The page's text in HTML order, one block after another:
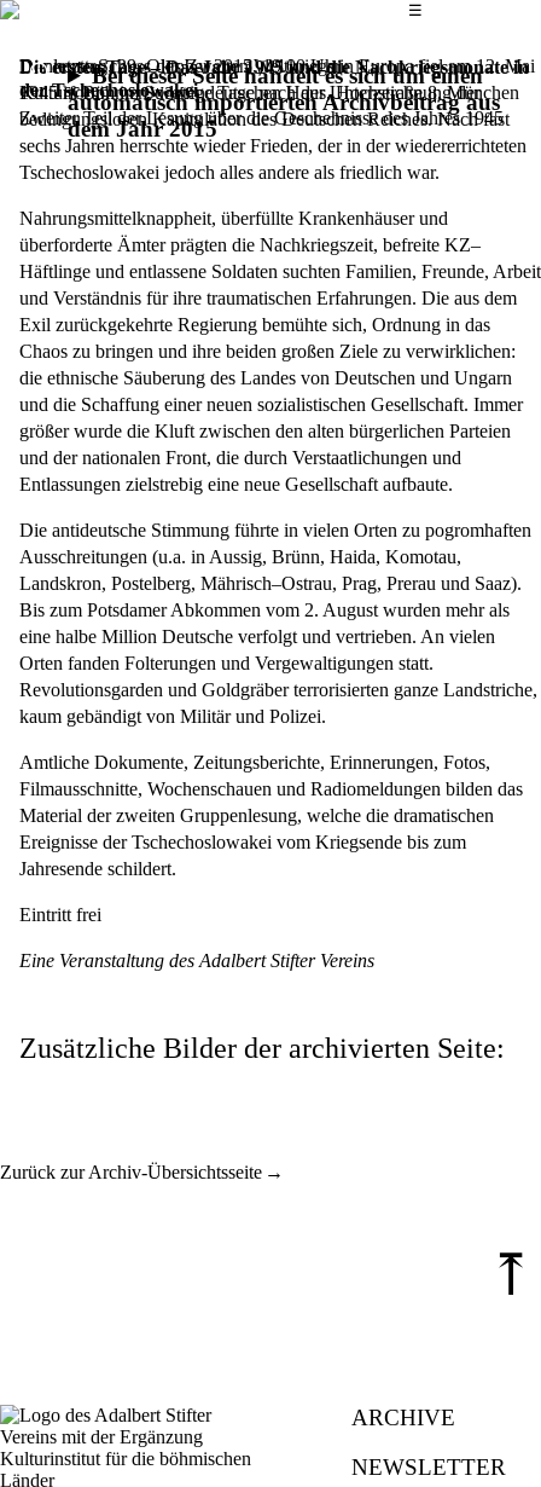
Das
☰
Bei dieser Seite handelt es sich um einen
automatisch importierten Archivbeitrag aus
dem Jahr 2015
Die ersten Tage – Das Jahr 1945 und die Nachkriegsmonate in
der Tschechoslowakei
Zweiter Teil der Lesung über die Geschehnisse des Jahres 1945
Der letzte Schuss des Zweiten Weltkriegs in Europa fiel am 12. Mai
1945 in Böhmen, wenige Tage nach der Unterzeichnung der
bedingungslosen Kapitulation des Deutschen Reiches. Nach fast
sechs Jahren herrschte wieder Frieden, der in der wiedererrichteten
Tschechoslowakei jedoch alles andere als friedlich war.
Nahrungsmittelknappheit, überfüllte Krankenhäuser und
überforderte Ämter prägten die Nachkriegszeit, befreite KZ–
Häftlinge und entlassene Soldaten suchten Familien, Freunde, Arbeit
und Verständnis für ihre traumatischen Erfahrungen. Die aus dem
Exil zurückgekehrte Regierung bemühte sich, Ordnung in das
Chaos zu bringen und ihre beiden großen Ziele zu verwirklichen:
die ethnische Säuberung des Landes von Deutschen und Ungarn
und die Schaffung einer neuen sozialistischen Gesellschaft. Immer
größer wurde die Kluft zwischen den alten bürgerlichen Parteien
und der nationalen Front, die durch Verstaatlichungen und
Entlassungen zielstrebig eine neue Gesellschaft aufbaute.
Die antideutsche Stimmung führte in vielen Orten zu pogromhaften
Ausschreitungen (u.a. in Aussig, Brünn, Haida, Komotau,
Landskron, Postelberg, Mährisch–Ostrau, Prag, Prerau und Saaz).
Bis zum Potsdamer Abkommen vom 2. August wurden mehr als
eine halbe Million Deutsche verfolgt und vertrieben. An vielen
Orten fanden Folterungen und Vergewaltigungen statt.
Revolutionsgarden und Goldgräber terrorisierten ganze Landstriche,
kaum gebändigt von Militär und Polizei.
Amtliche Dokumente, Zeitungsberichte, Erinnerungen, Fotos,
Filmausschnitte, Wochenschauen und Radiomeldungen bilden das
Material der zweiten Gruppenlesung, welche die dramatischen
Ereignisse der Tschechoslowakei vom Kriegsende bis zum
Jahresende schildert.
Eintritt frei
Eine Veranstaltung des Adalbert Stifter Vereins
Zusätzliche Bilder der archivierten Seite:
Donnerstag, 29. Oktober 2015,19.00 Uhr
Kulturforum im Sudetendeutschen Haus, Hochstraße 8, München
Zurück zur Archiv-Übersichtsseite
⤒
ARCHIVE
NEWSLETTER